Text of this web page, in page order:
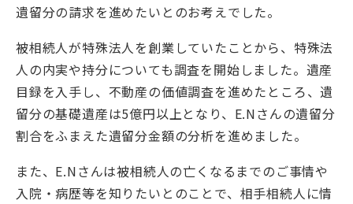
遺留分の請求を進めたいとのお考えでした。
被相続人が特殊法人を創業していたことから、特殊法
人の内実や持分についても調査を開始しました。遺産
目録を入手し、不動産の価値調査を進めたところ、遺
留分の基礎遺産は5億円以上となり、E.Nさんの遺留分
割合をふまえた遺留分金額の分析を進めました。
また、E.Nさんは被相続人の亡くなるまでのご事情や
入院・病歴等を知りたいとのことで、相手相続人に情